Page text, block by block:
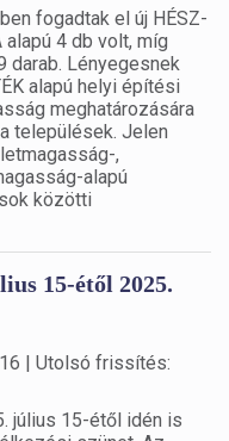
fogadtak el új HÉSZ-
4 db volt, míg
darab. Lényegesnek
alapú helyi építési
meghatározására
települések. Jelen
,
alapú
közötti
15-étől 2025.
| Utolsó frissítés:
július 15-étől idén is